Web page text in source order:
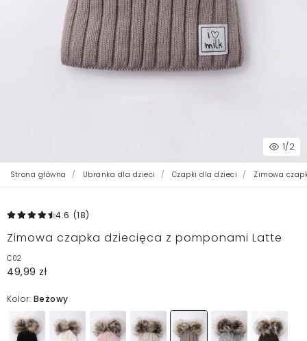
1/2
Strona główna Ubranka dla dzieci Czapki dla dzieci Zimowa
4.6 (18)
Zimowa czapka dziecięca z pomponami Latte
C02
49,99 zł
Kolor: Beżowy